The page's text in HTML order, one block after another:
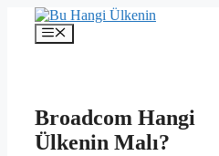
İçeriğe
Menü
Broadcom Hangi
Ülkenin Malı?